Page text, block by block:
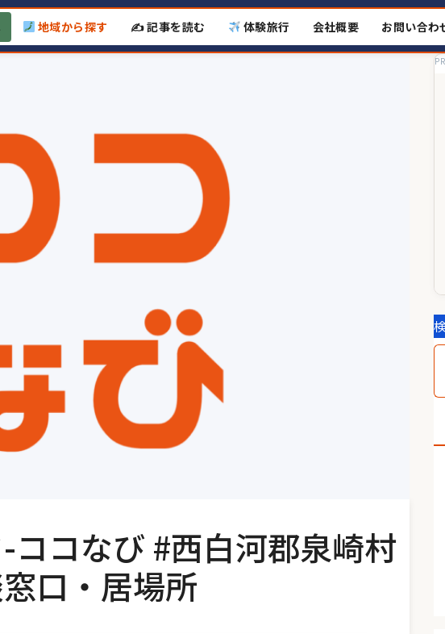
地域から探す ✍️ 記事を読む 体験旅行 会社概要 お問い合わ
ココなび #西白河郡泉崎村
口・居場所